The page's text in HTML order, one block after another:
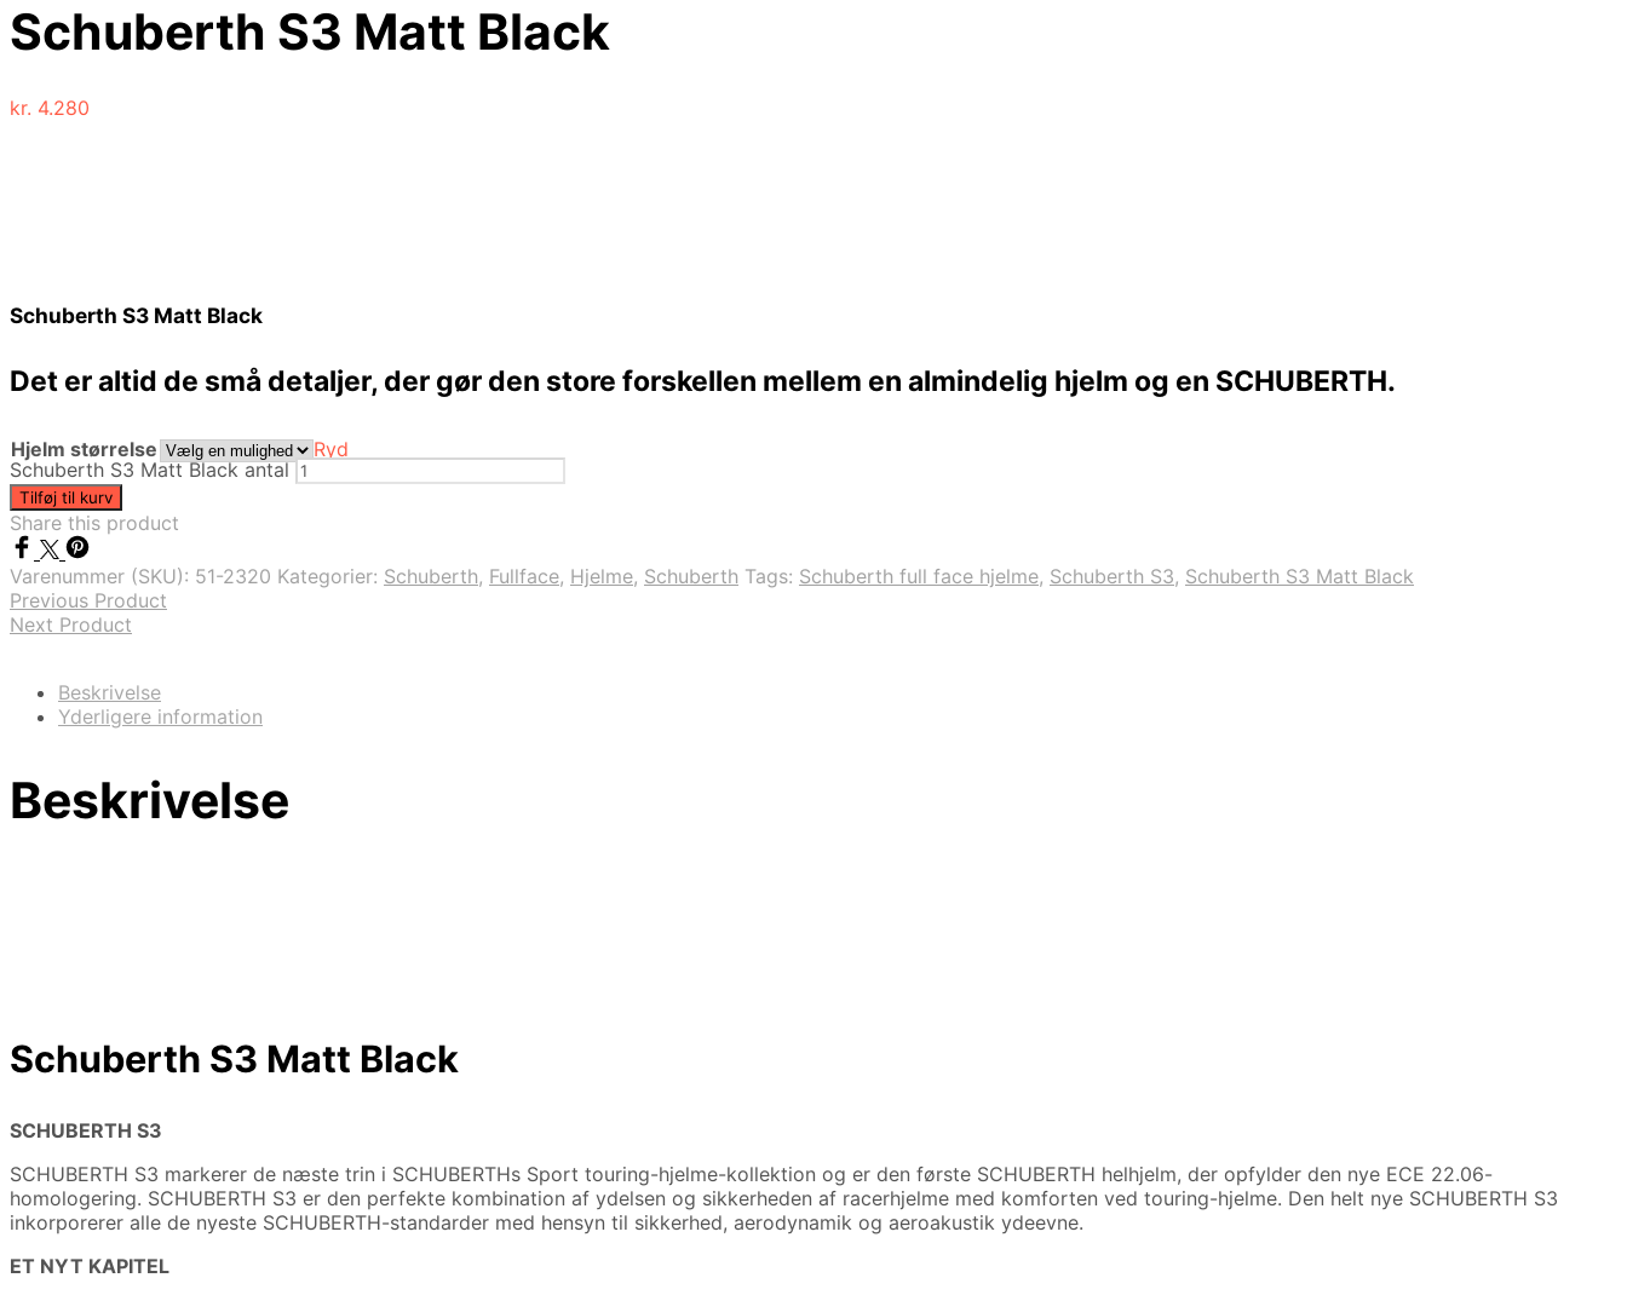
Schuberth S3 Matt Black
kr. 4.280
Schuberth S3 Matt Black
Det er altid de små detaljer, der gør den store forskellen mellem en almindelig hjelm og en SCHUBERTH.
Hjelm størrelse
Ryd
Schuberth S3 Matt Black antal
Tilføj til kurv
Share this product
Varenummer (SKU): 51-2320 Kategorier: Schuberth, Fullface, Hjelme, Schuberth Tags: Schuberth full face hjelme, Schuberth S3, Schuberth S3 Matt Black
Previous Product
Next Product
Beskrivelse
Yderligere information
Beskrivelse
Schuberth S3 Matt Black
SCHUBERTH S3
SCHUBERTH S3 markerer de næste trin i SCHUBERTHs Sport touring-hjelme-kollektion og er den første SCHUBERTH helhjelm, der opfylder den nye ECE 22.06-
homologering. SCHUBERTH S3 er den perfekte kombination af ydelsen og sikkerheden af ​​racerhjelme med komforten ved touring-hjelme. Den helt nye SCHUBERTH S3
inkorporerer alle de nyeste SCHUBERTH-standarder med hensyn til sikkerhed, aerodynamik og aeroakustik ydeevne.
ET NYT KAPITEL